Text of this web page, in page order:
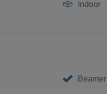
Indoor